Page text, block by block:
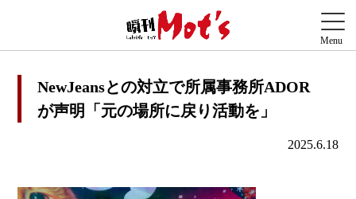
NewJeansとの対立で所属事務所ADOR
が声明「元の場所に戻り活動を」
2025.6.18